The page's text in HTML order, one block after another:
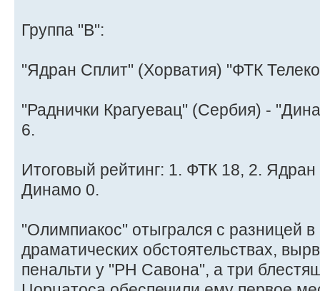
Группа "В":
"Ядран Сплит" (Хорватия) "ФТК
"Раднички Крагуевац" (Сербия) -
6.
Итоговый рейтинг: 1. ФТК 18, 2. Ядран
Динамо 0.
"Олимпиакос" отыгрался с разницей
драматических обстоятельствах,
пенальти у "РН Савона", а три